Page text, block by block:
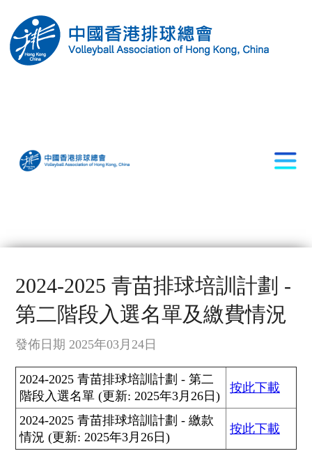
2024-2025 青苗排球培訓計劃 -
第二階段入選名單及繳費情況
發佈日期 2025年03月24日
2024-2025 青苗排球培訓計劃 - 第二
階段入選名單 (更新: 2025年3月26日)
按此下載
2024-2025 青苗排球培訓計劃 - 繳款
情況 (更新: 2025年3月26日)
按此下載